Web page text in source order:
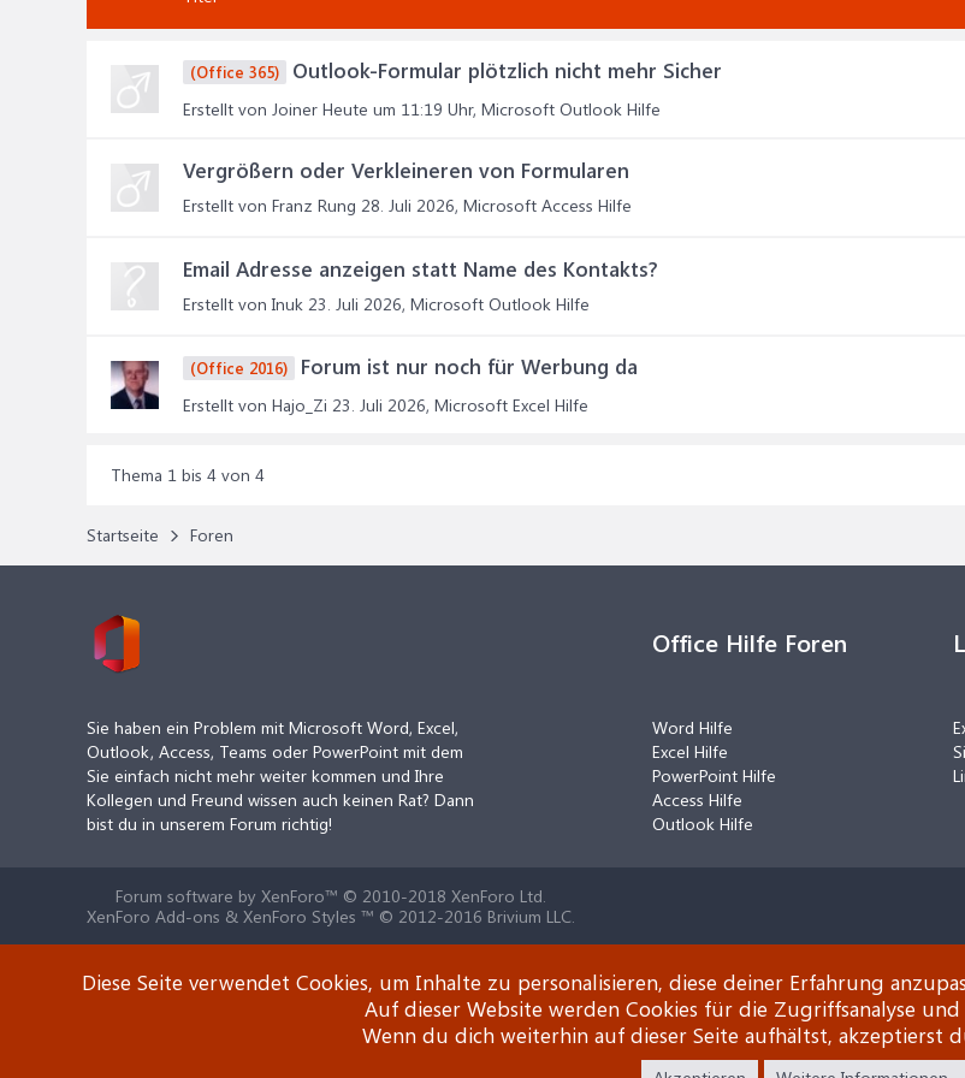
(Office 365) Outlook-Formular plötzlich nicht mehr Sicher
Erstellt von Joiner Heute um 11:19 Uhr, Microsoft Outlook Hilfe
Vergrößern oder Verkleineren von Formularen
Erstellt von Franz Rung 28. Juli 2026, Microsoft Access Hilfe
Email Adresse anzeigen statt Name des Kontakts?
Erstellt von Inuk 23. Juli 2026, Microsoft Outlook Hilfe
(Office 2016) Forum ist nur noch für Werbung da
Erstellt von Hajo_Zi 23. Juli 2026, Microsoft Excel Hilfe
Thema 1 bis 4 von 4
Startseite Foren
Sie haben ein Problem mit Microsoft Word, Excel,
Outlook, Access, Teams oder PowerPoint mit dem
Sie einfach nicht mehr weiter kommen und Ihre
Kollegen und Freund wissen auch keinen Rat? Dann
bist du in unserem Forum richtig!
Office Hilfe Foren
Word Hilfe
Excel Hilfe
PowerPoint Hilfe
Access Hilfe
Outlook Hilfe
Forum software by XenForo™ © 2010-2018 XenForo Ltd.
XenForo Add-ons & XenForo Styles ™ © 2012-2016 Brivium LLC.
Diese Seite verwendet Cookies, um Inhalte zu personalisieren, diese deiner Erfahrung
Auf dieser Website werden Cookies für die Zugriffsanalyse
Wenn du dich weiterhin auf dieser Seite aufhältst, akzeptierst